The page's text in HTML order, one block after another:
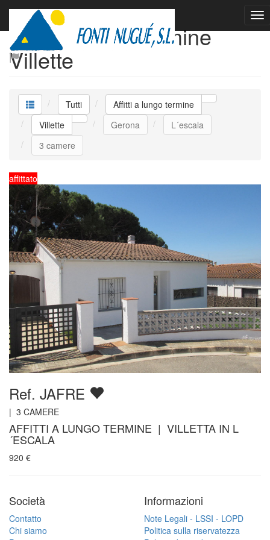
Affitti a lungo termine
Villette
Tutti
Affitti a lungo termine
Villette
Gerona
L´escala
3 camere
affittato
Ref. JAFRE
| 3 CAMERE
AFFITTI A LUNGO TERMINE | VILLETTA IN L
´ESCALA
920 €
Società
Contatto
Chi siamo
Informazioni
Note Legali - LSSI - LOPD
Politica sulla riservatezza